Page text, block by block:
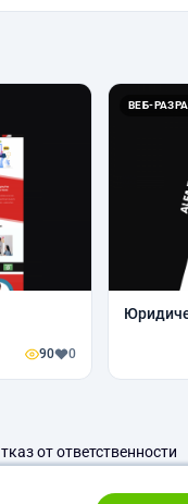
90 0
ВЕБ-
от ответственности